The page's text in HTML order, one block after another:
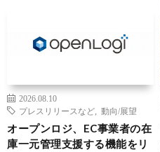
2026.08.10
プレスリリースなど
動向/展望
オープンロジ、EC事業者の在
庫一元管理支援する機能をリ